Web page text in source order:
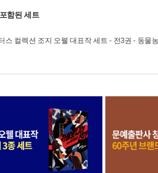
함된 세트
스 컬렉션 조지 오웰 대표작 세트 - 전3권 - 동물